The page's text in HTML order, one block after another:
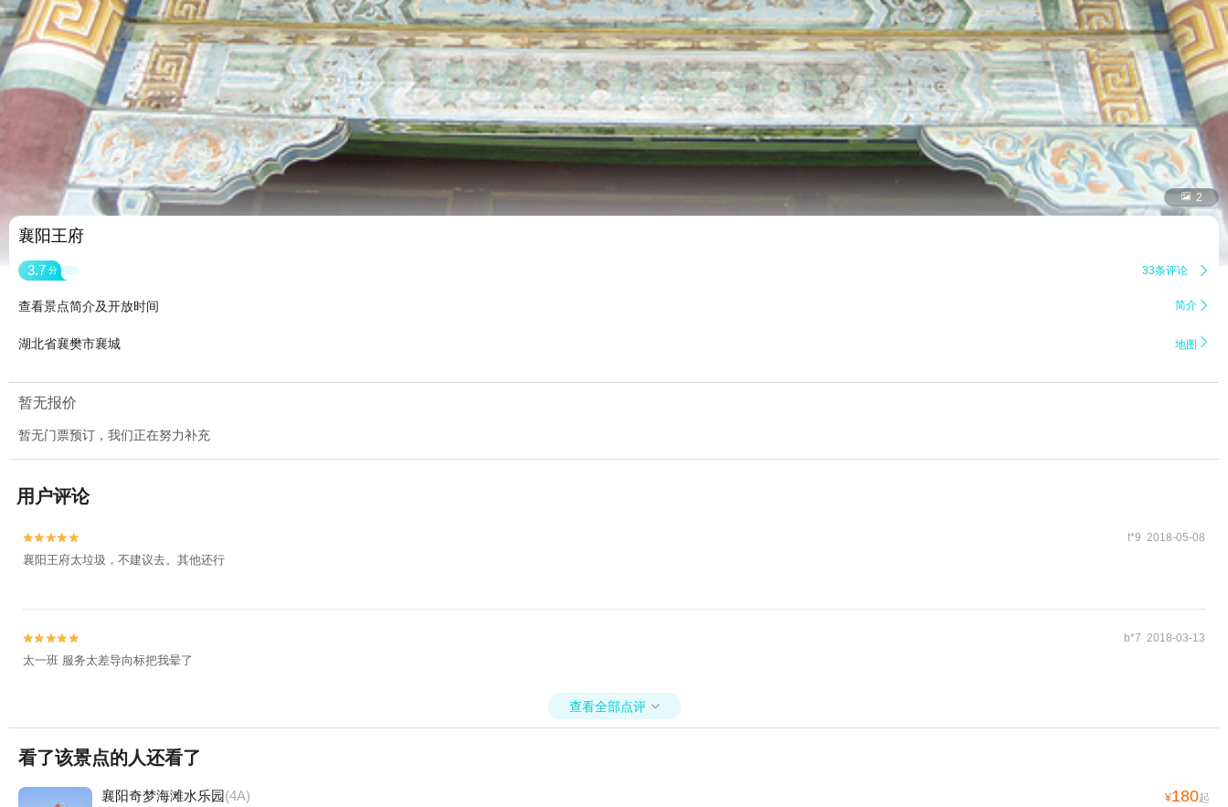
 2
襄阳王府
3.7 分 33条评论 
查看景点简介及开放时间 简介 
湖北省襄樊市襄城 地图 
暂无报价
暂无门票预订，我们正在努力补充
用户评论

 t*9 2018-05-08
襄阳王府太垃圾，不建议去。其他还行

 b*7 2018-03-13
太一班 服务太差导向标把我晕了
查看全部点评 
看了该景点的人还看了
襄阳奇梦海滩水乐园(4A) ¥180起